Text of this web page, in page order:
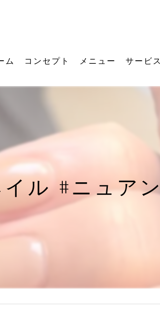
ム コンセプト メニュー サービス
ル #ニュア